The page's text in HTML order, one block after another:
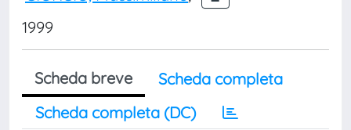
1999
Scheda breve
Scheda completa
Scheda completa (DC)